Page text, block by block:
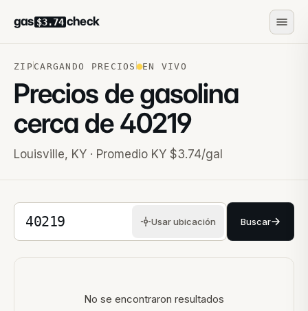
gas $3.74 check
ZIP CARGANDO PRECIOS EN VIVO
Precios de gasolina
cerca de40219
Louisville, KY · Promedio KY $3.74/gal
Código postal de 5 dígitos
Usar ubicación Buscar
Estaciones cercanas
No se encontraron resultados